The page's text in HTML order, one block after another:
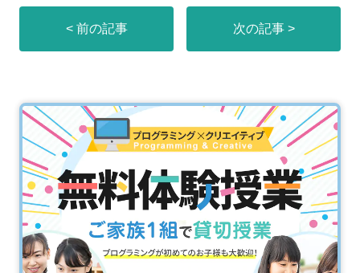
tt
er
c
e
o
k
e
< 前の記事 次の記事 >